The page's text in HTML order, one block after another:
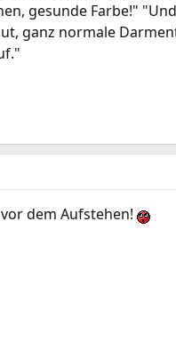
gesunde Farbe!"
ganz normale
dem Aufstehen!